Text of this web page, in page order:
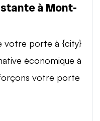
à Mont-
votre porte à {city}
économique à
votre porte